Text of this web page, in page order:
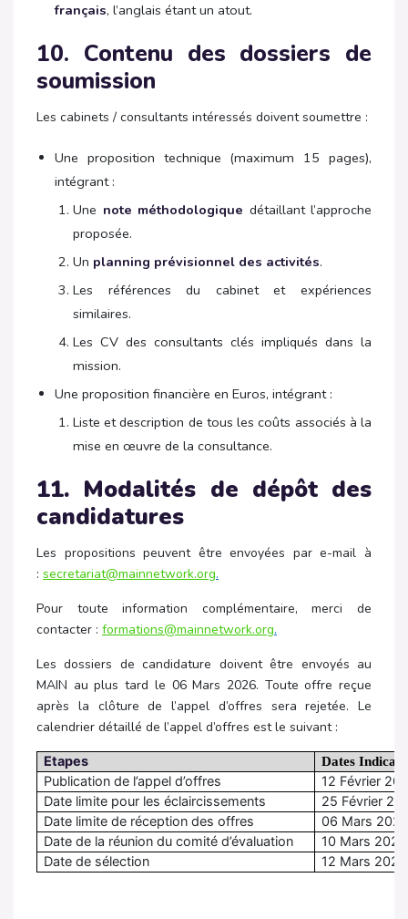
français, l’anglais étant un atout.
10. Contenu des dossiers de
soumission
Les cabinets / consultants intéressés doivent soumettre :
Une proposition technique (maximum 15 pages),
intégrant :
Une note méthodologique détaillant l’approche
proposée.
Un planning prévisionnel des activités.
Les références du cabinet et expériences
similaires.
Les CV des consultants clés impliqués dans la
mission.
Une proposition financière en Euros, intégrant :
Liste et description de tous les coûts associés à la
mise en œuvre de la consultance.
11. Modalités de dépôt des
candidatures
Les propositions peuvent être envoyées par e-mail à
: secretariat@mainnetwork.org.
Pour toute information complémentaire, merci de
contacter : formations@mainnetwork.org.
Les dossiers de candidature doivent être envoyés au
MAIN au plus tard le 06 Mars 2026. Toute offre reçue
après la clôture de l’appel d’offres sera rejetée. Le
calendrier détaillé de l’appel d’offres est le suivant :
Etapes Dates
Publication de l’appel d’offres
12 Février
Date limite pour les éclaircissements
25 Février
Date limite de réception des offres
06 Mars
Date de la réunion du comité d’évaluation
10 Mars 2026
Date de sélection
12 Mars 2026